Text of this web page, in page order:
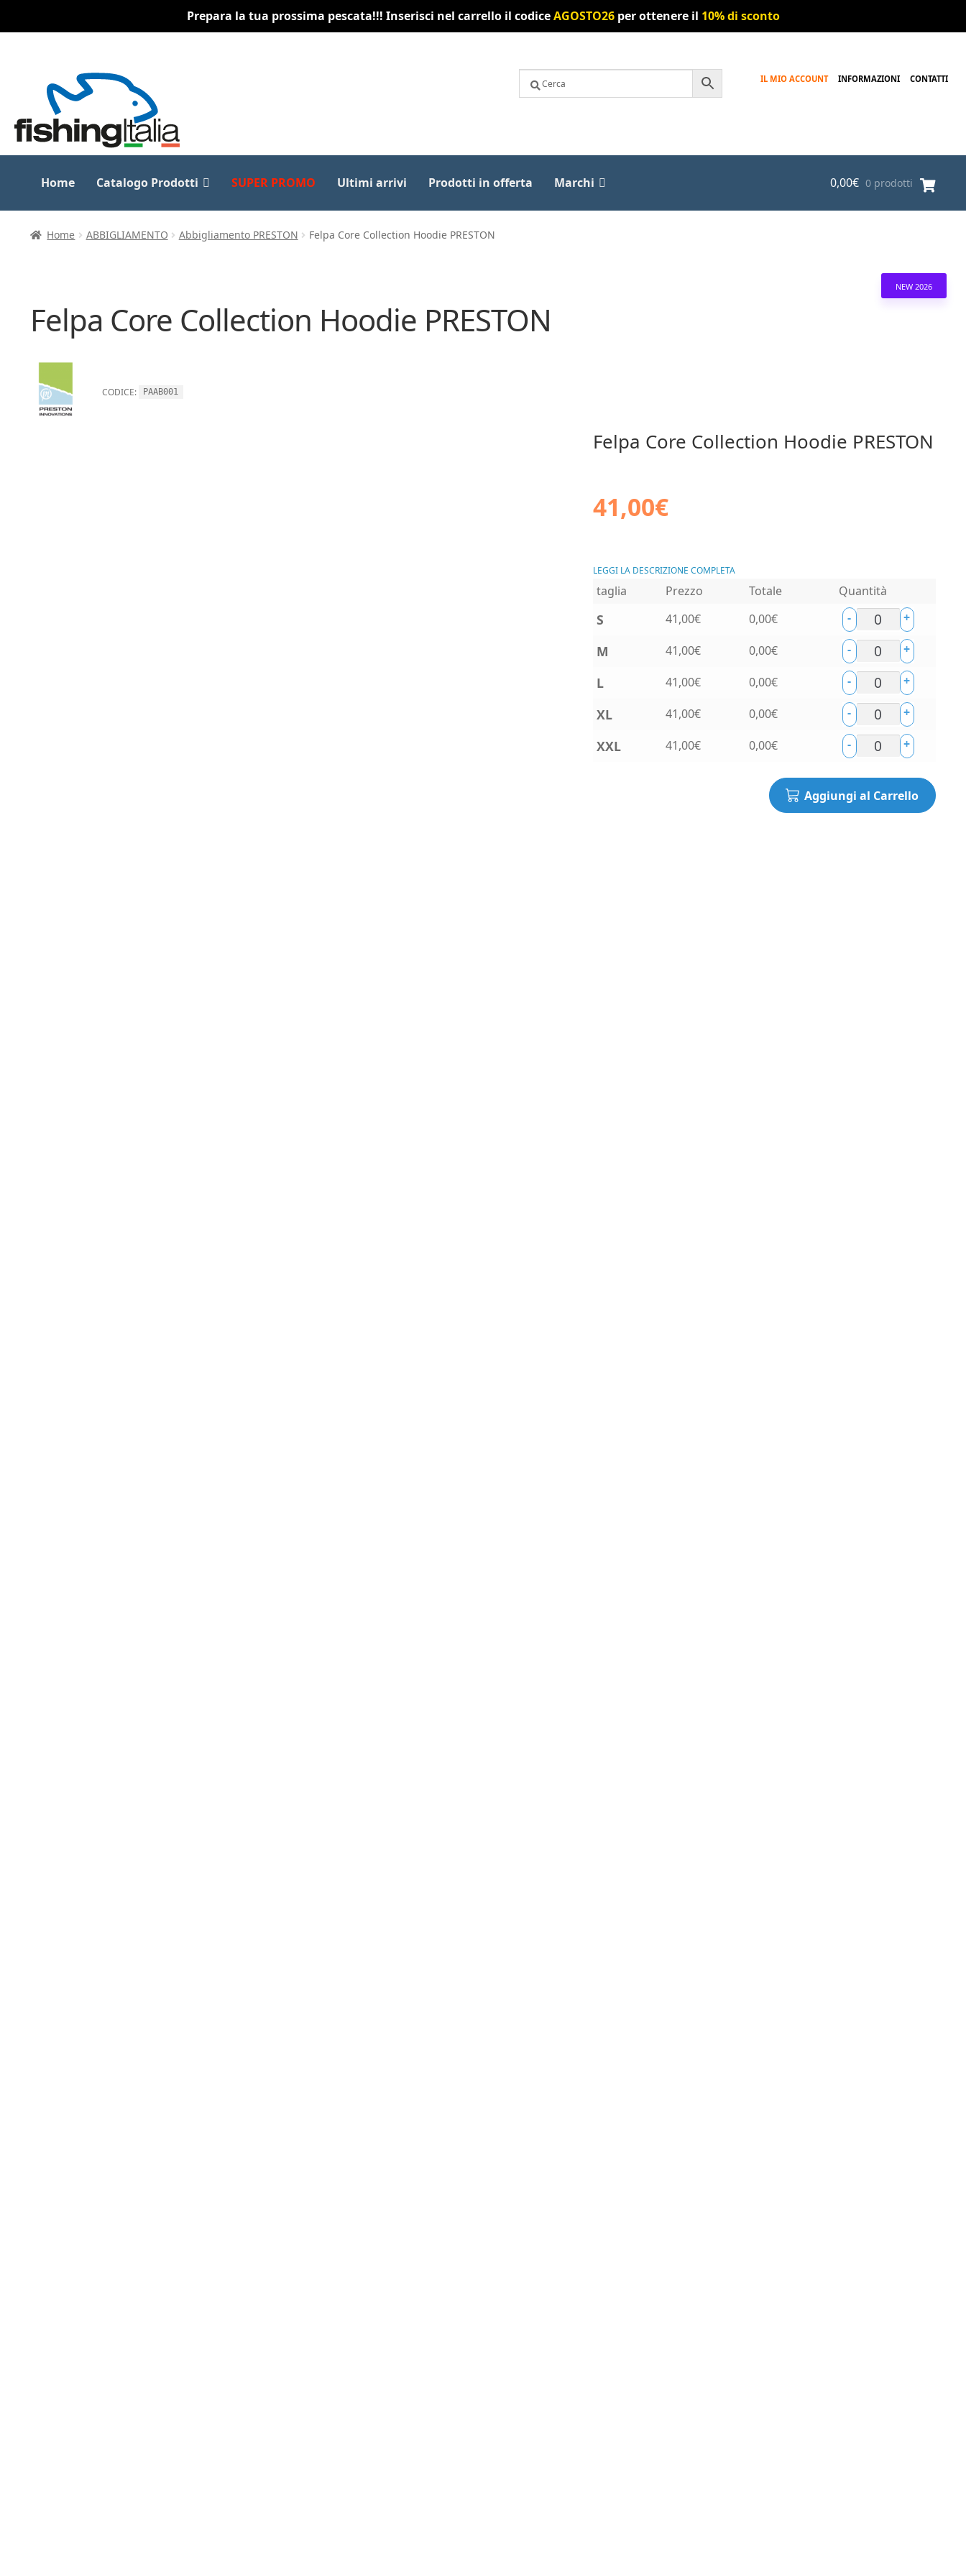
Prepara la tua prossima pescata!!! Inserisci nel carrello il codiceAGOSTO26per ottenere il 10% di sconto
navigazione
contenuto
IL MIO ACCOUNT INFORMAZIONI CONTATTI
Home Catalogo Prodotti SUPER PROMO Ultimi arrivi Prodotti in offerta Marchi 0,00€ 0 prodotti
Home ABBIGLIAMENTO Abbigliamento PRESTON Felpa Core Collection Hoodie PRESTON
NEW 2026
Felpa Core Collection Hoodie PRESTON
CODICE: PAAB001
Felpa Core Collection Hoodie PRESTON
41,00€
LEGGI LA DESCRIZIONE COMPLETA
taglia Prezzo Totale Quantità
S 41,00€ 0,00€ - +
M 41,00€ 0,00€ - +
L 41,00€ 0,00€ - +
XL 41,00€ 0,00€ - +
XXL 41,00€ 0,00€ - +
Aggiungi al Carrello